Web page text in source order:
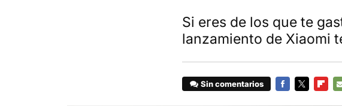
Si eres de los que te
lanzamiento de Xiaomi
Sin comentarios